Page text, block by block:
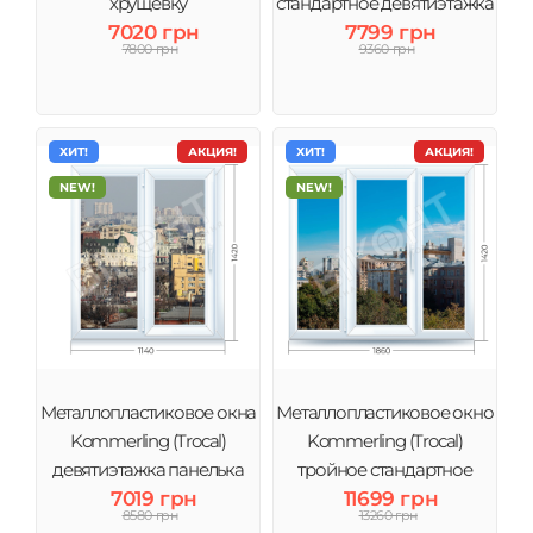
7020 грн
7800 грн
7799 грн
9360 грн
АКЦИЯ!
ХИТ!
NEW!
Металлопластиковое окна
Kommerling (Trocal)
девятиэтажка панелька
7019 грн
8580 грн
АКЦИЯ!
ХИТ!
NEW!
Металлопластиковое окно
Kommerling (Trocal)
тройное стандартное
11699 грн
13260 грн